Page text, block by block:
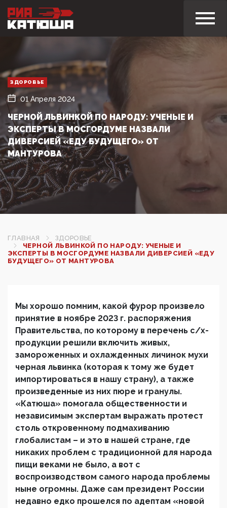
ЗДОРОВЬЕ
01 Апреля 2024
ЧЕРНОЙ ЛЬВИНКОЙ ПО НАРОДУ: УЧЕНЫЕ И
ЭКСПЕРТЫ В МОСГОРДУМЕ НАЗВАЛИ
ДИВЕРСИЕЙ «ЕДУ БУДУЩЕГО» ОТ
МАНТУРОВА
ГЛАВНАЯ
ЗДОРОВЬЕ
ЧЕРНОЙ ЛЬВИНКОЙ ПО НАРОДУ: УЧЕНЫЕ И
ЭКСПЕРТЫ В МОСГОРДУМЕ НАЗВАЛИ ДИВЕРСИЕЙ «ЕДУ
БУДУЩЕГО» ОТ МАНТУРОВА
Мы хорошо помним, какой фурор произвело
принятие в ноябре 2023 г. распоряжения
Правительства, по которому в перечень с/х-
продукции решили включить живых,
замороженных и охлажденных личинок мухи
черная львинка (которая к тому же будет
импортироваться в нашу страну), а также
произведенные из них пюре и гранулы.
«Катюша» помогала общественности и
независимым экспертам выражать протест
столь откровенному подмахиванию
глобалистам – и это в нашей стране, где
никаких проблем с традиционной для народа
пищи веками не было, а вот с
воспроизводством самого народа проблемы
ныне огромны. Даже сам президент России
недавно едко прошелся по адептам «новой